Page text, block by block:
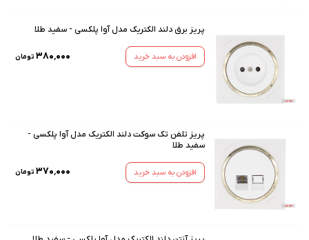
پریز برق دلند الکتریک مدل آوا پلکسی - سفید طلا
افزودن به سبد خرید ۳۸۰٬۰۰۰ تومان
پریز تلفن تک سوکت دلند الکتریک مدل آوا پلکسی -
سفید طلا
افزودن به سبد خرید ۳۷۰٬۰۰۰ تومان